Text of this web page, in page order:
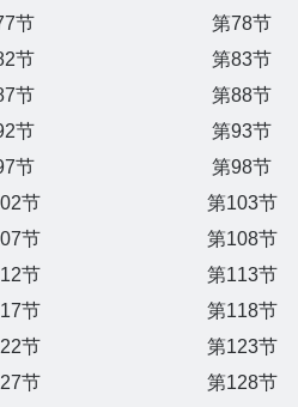
节 第78节
节 第83节
节 第88节
节 第93节
节 第98节
节 第103节
节 第108节
节 第113节
节 第118节
节 第123节
节 第128节